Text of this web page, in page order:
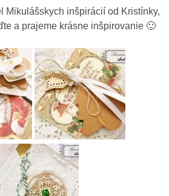
Mikulášskych inšpirácií od Kristínky,
a prajeme krásne inšpirovanie 🙂